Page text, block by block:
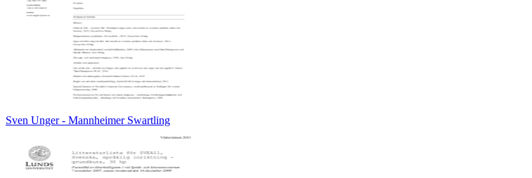
Sven Unger - Mannheimer Swartling